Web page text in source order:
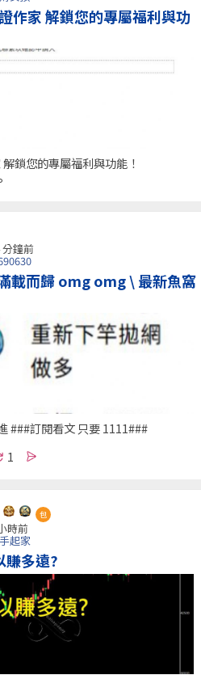
作家 解鎖您的專屬福利與功
鎖您的專屬福利與功能！
分鐘前
載而歸 omg omg \ 最新魚窩
###訂閱看文 只要 1111###
1
包
時前
起家
賺多遠?